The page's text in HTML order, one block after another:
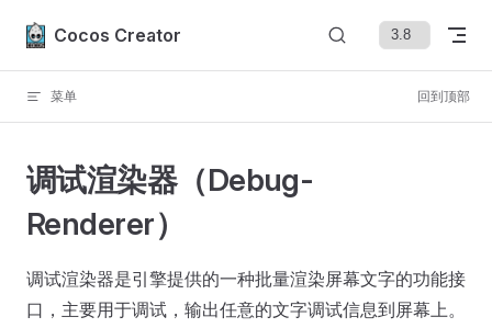
Skip to content
Cocos Creator
菜单 回到顶部
调试渲染器（Debug-
Renderer）
调试渲染器是引擎提供的一种批量渲染屏幕文字的功能接
口，主要用于调试，输出任意的文字调试信息到屏幕上。